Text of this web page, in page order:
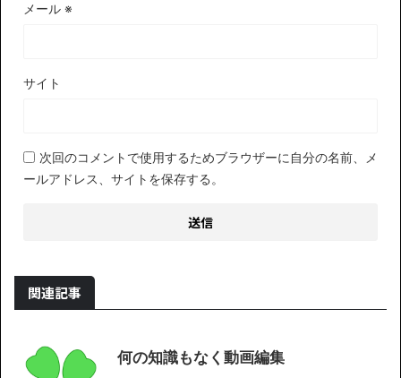
メール ※
サイト
次回のコメントで使用するためブラウザーに自分の名前、メ
ールアドレス、サイトを保存する。
関連記事
何の知識もなく動画編集